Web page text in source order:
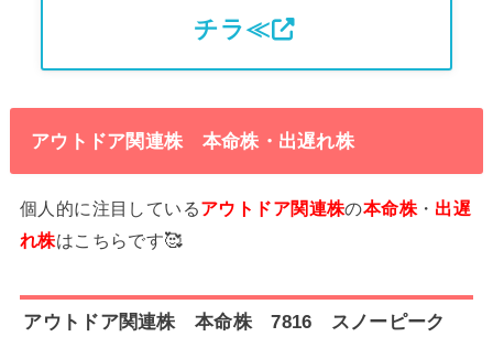
チラ≪
アウトドア関連株 本命株・出遅れ株
個人的に注目しているアウトドア関連株の本命株 ・ 出遅
れ株はこちらです🥰
アウトドア関連株 本命株 7816 スノーピーク